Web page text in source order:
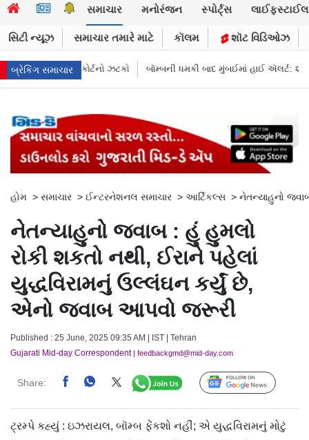
સમાચાર મનોરંજન સ્પોર્ટ્સ લાઈફસ્ટાઈલ
સિટી ન્યૂઝ સમાચાર તમારે માટે કૉલમ શૉટ વિડિઓઝ
બ્રેકિંગ સમાચાર
ધમકી બાદ મુંબઈમાં હાઈ ઍલર્ટ: શહેરની સુરક્ષા વધારી તપાસ શરૂ, જુઓ તસવીરો
હોમ > સમાચાર > ઈન્ટરનેશનલ સમાચાર > આર્ટિકલ્સ > નેતન્યાહુનો
નેતન્યાહુનો જવાબ : હું હુમલો
રોકી શકતો નથી, ઈરાને પહેલાં
યુદ્ધવિરામનું ઉલ્લંઘન કર્યું છે,
એનો જવાબ આપવો જરૂરી
Published : 25 June, 2025 09:35 AM | IST | Tehran
Gujarati Mid-day Correspondent| feedbackgmd@mid-day.com
Share: Follow Us
ટ્રમ્પે કહ્યું : ઇઝરાયલ, બૉમ્બ ફેંકશો નહીં; એ યુદ્ધવિરામનું મોટું